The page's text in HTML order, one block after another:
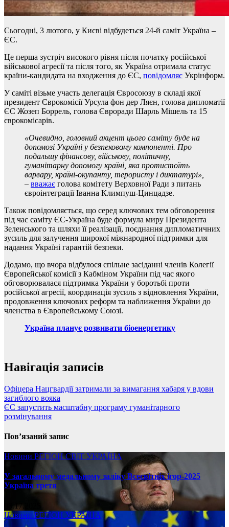
Сьогодні, 3 лютого, у Києві відбудеться 24-й саміт Україна –
ЄС.
Це перша зустріч високого рівня після початку російської
військової агресії та після того, як Україна отримала статус
країни-кандидата на входження до ЄС, повідомляє Укрінформ.
У саміті візьме участь делегація Євросоюзу в складі якої
президент Єврокомісії Урсула фон дер Ляєн, голова дипломатії
ЄС Жозеп Боррель, голова Євроради Шарль Мішель та 15
єврокомісарів.
«Очевидно, головний акцент цього саміту буде на
допомозі Україні у безпековому компоненті. Про
подальшу фінансову, військову, політичну,
гуманітарну допомогу країні, яка протистоїть
варвару, країні-окупанту, терористу і диктатурі»
– вважає голова комітету Верховної Ради з питань
євроінтеграції Іванна Климпуш-Цинцадзе.
Також повідомляється, що серед ключових тем обговорення
під час саміту ЄС-Україна буде формула миру Президента
Зеленського та шляхи її реалізації, поєднання дипломатичних
зусиль для залучення широкої міжнародної підтримки для
надання Україні гарантій безпеки.
Додамо, що вчора відбулося спільне засіданні членів Колегії
Європейської комісії з Кабміном України під час якого
обговорювалася підтримка України у боротьбі проти
російської агресії, координація зусиль з відновлення України,
продовження ключових реформ та наближення України до
членства в Європейському Союзі.
Україна планує розвивати біоенергетику
Навігація записів
Офіцера Нацгвардії затримали за вимагання хабаря у вдови
загиблого вояка
ЄС запустить масштабну програму гуманітарного
розмінування
Пов’язаний запис
Новини РЕГІОНСВІТ УКРАЇНА
У загальному медальному заліку Всесвітніх ігор-2025
Україна третя
08.17.2025
НовиниРЕГІОН УКРАЇНА